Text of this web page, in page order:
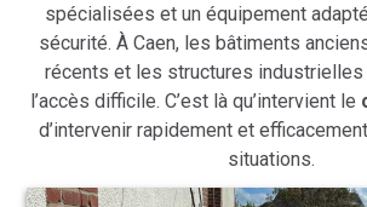
spécialisées et un équipement
sécurité. À Caen, les bâtiments
récents et les structures
l’accès difficile. C’est là qu’intervient le
d’intervenir rapidement et
situations.